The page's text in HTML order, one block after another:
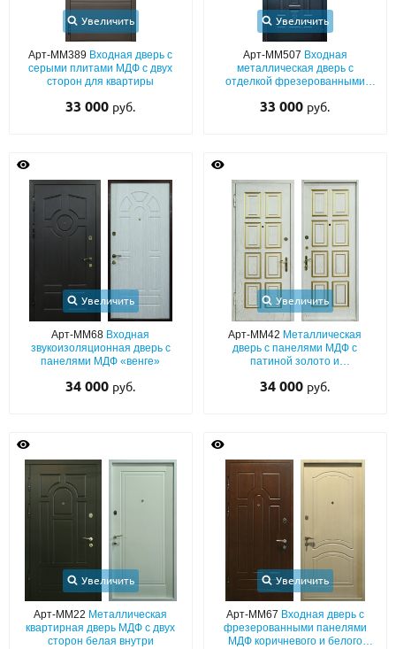
Увеличить
Арт-ММ389 Входная дверь с
серыми плитами МДФ с двух
сторон для квартиры
33 000 руб.
Увеличить
Арт-ММ507 Входная
металлическая дверь с
отделкой фрезерованными
двух сторон
33 000 руб.
Увеличить
Арт-ММ68 Входная
звукоизоляционная дверь с
панелями МДФ «венге»
34 000 руб.
Увеличить
Арт-ММ42 Металлическая
дверь с панелями МДФ с
патиной золото и
34 000 руб.
Увеличить
Арт-ММ22 Металлическая
квартирная дверь МДФ с двух
сторон белая внутри
Увеличить
Арт-ММ67 Входная дверь с
фрезерованными панелями
МДФ коричневого и белого